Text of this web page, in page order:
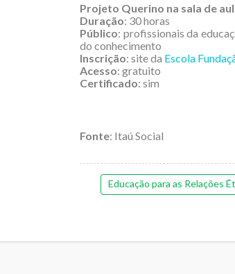
Projeto Querino na sala de
Duração: 30 horas
Público: profissionais da
do conhecimento
Inscrição: site da Escola
Acesso: gratuito
Certificado: sim
Fonte: Itaú Social
Educação para as Relações